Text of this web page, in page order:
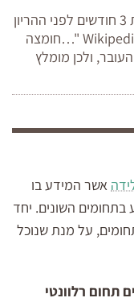
נטלי חומצה פולית לפחות 3 חודשים לפני ההריון
ו-3 חודשים במהלך ההריון. תמונה: Wikipedia.org "…חומצה
ולכן מומלץ
אשר המידע בו
בתחומים השונים. יחד
על מנת שנוכל
תחום רלוונטי